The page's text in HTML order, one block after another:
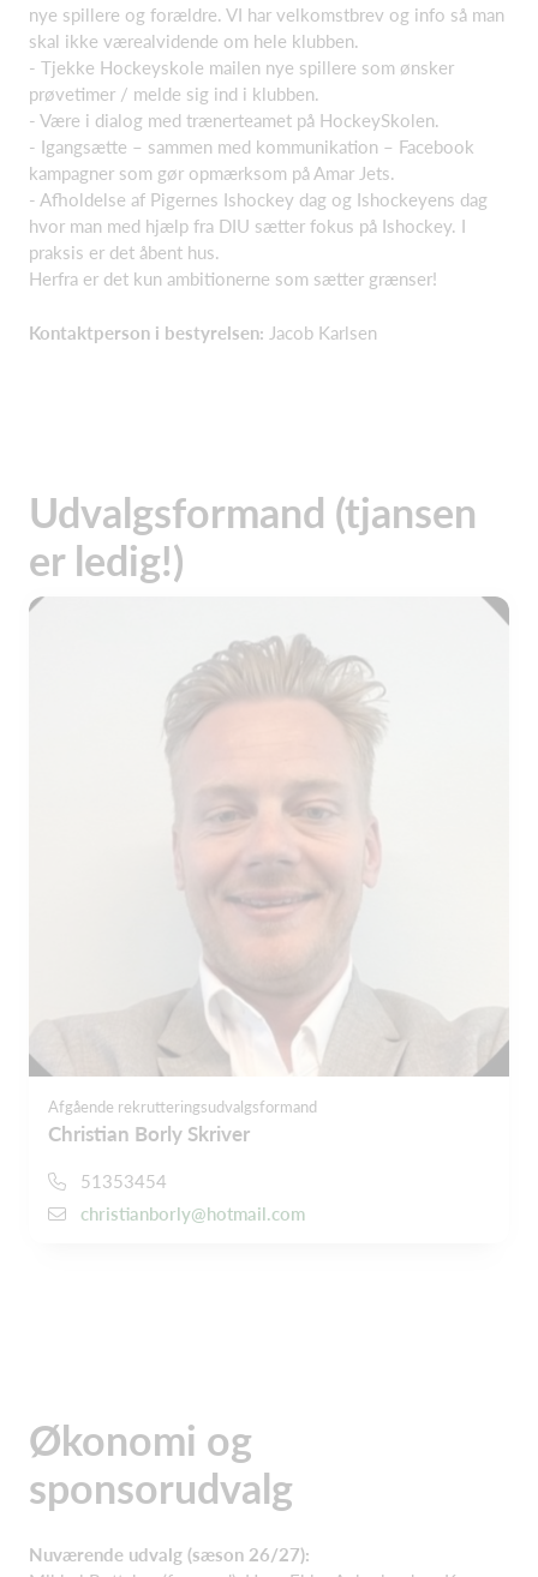
nye spillere og forældre. VI har velkomstbrev og info så man
skal ikke værealvidende om hele klubben.​
- Tjekke Hockeyskole mailen nye spillere som ønsker
prøvetimer / melde sig ind i klubben.​
- Være i dialog med trænerteamet på HockeySkolen.​
- Igangsætte – sammen med kommunikation – Facebook
kampagner som gør opmærksom på Amar Jets.​
- Afholdelse af Pigernes Ishockey dag og Ishockeyens dag
hvor man med hjælp fra DIU sætter fokus på Ishockey. I
praksis er det åbent hus.​
Herfra er det kun ambitionerne som sætter grænser!
Kontaktperson i bestyrelsen: Jacob Karlsen
Udvalgsformand (tjansen
er ledig!)
Afgående rekrutteringsudvalgsformand
Christian Borly Skriver
51353454
christianborly@hotmail.com
Økonomi og
sponsorudvalg
Nuværende udvalg (sæson 26/27):